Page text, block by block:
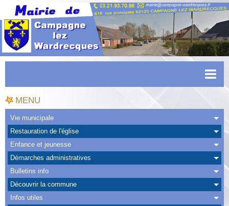
Accueil
Actualités
Facebook
CAPSO
Urbanisme
Transports
MENU
Vie municipale
Restauration de l'église
Enfance et jeunesse
Démarches administratives
Bulletins info
Découvrir la commune
Infos utiles